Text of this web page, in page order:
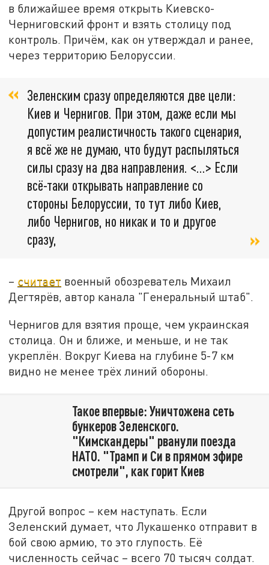
в ближайшее время открыть Киевско-
Черниговский фронт и взять столицу под
контроль. Причём, как он утверждал и ранее,
через территорию Белоруссии.
Зеленским сразу определяются две цели:
Киев и Чернигов. При этом, даже если мы
допустим реалистичность такого сценария,
я всё же не думаю, что будут распыляться
силы сразу на два направления. <…> Если
всё-таки открывать направление со
стороны Белоруссии, то тут либо Киев,
либо Чернигов, но никак и то и другое
сразу,
– считает военный обозреватель Михаил
Дегтярёв, автор канала "Генеральный штаб".
Чернигов для взятия проще, чем украинская
столица. Он и ближе, и меньше, и не так
укреплён. Вокруг Киева на глубине 5-7 км
видно не менее трёх линий обороны.
Такое впервые: Уничтожена сеть
бункеров Зеленского.
"Кимскандеры" рванули поезда
НАТО. "Трамп и Си в прямом эфире
смотрели", как горит Киев
Другой вопрос – кем наступать. Если
Зеленский думает, что Лукашенко отправит в
бой свою армию, то это глупость. Её
численность сейчас – всего 70 тысяч солдат.